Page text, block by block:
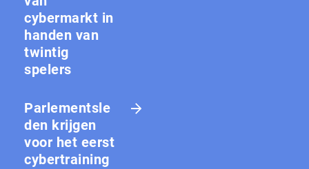
cybermarkt in
handen van
twintig
spelers
Parlementsle
den krijgen
voor het eerst
cybertraining